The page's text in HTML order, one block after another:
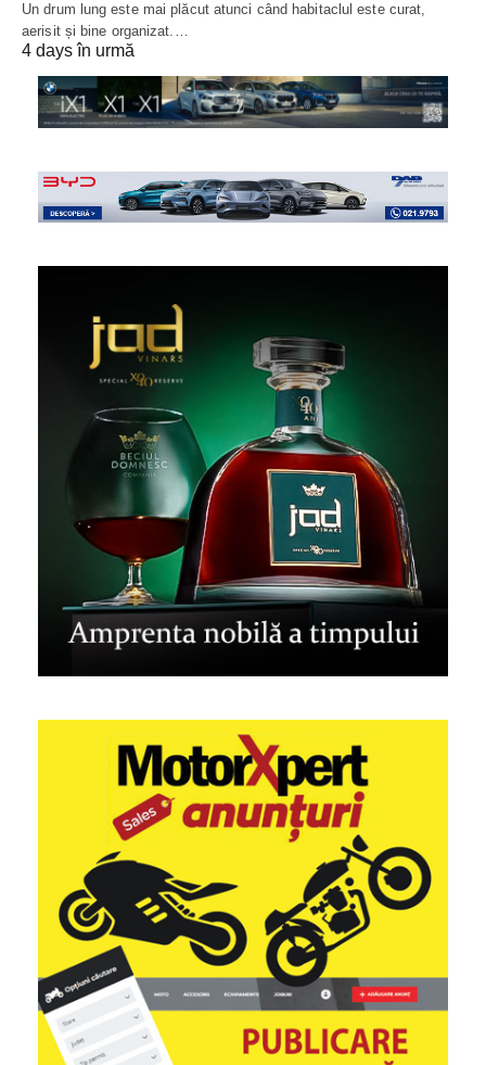
Un drum lung este mai plăcut atunci când habitaclul este curat,
aerisit și bine organizat.…
4 days în urmă